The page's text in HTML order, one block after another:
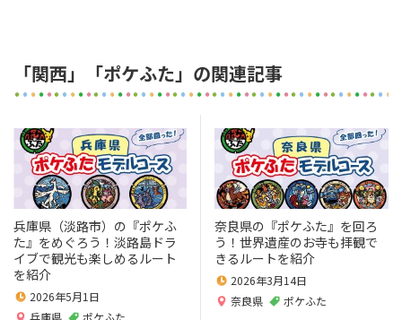
「関西」「ポケふた」の関連記事
兵庫県（淡路市）の『ポケふ
た』をめぐろう！淡路島ドラ
イブで観光も楽しめるルート
を紹介
2026年5月1日
兵庫県
ポケふた
奈良県の『ポケふた』を回ろ
う！世界遺産のお寺も拝観で
きるルートを紹介
2026年3月14日
奈良県
ポケふた